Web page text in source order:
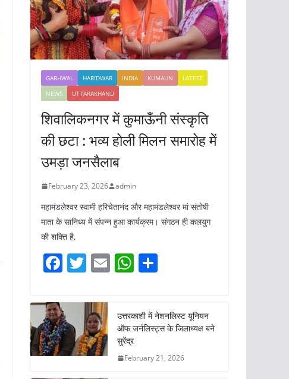
GARHWAL HARIDWAR INDIA KUMAUN
LATEST
NEWS
UTTARAKHAND
शिवालिकनगर में कुमाऊँनी संस्कृति
की छटा : भव्य होली मिलन समारोह में
उमड़ा जनसैलाब
February 23, 2026 admin
महामंडलेश्वर स्वामी हरिचेतानंद और महामंडलेश्वर मां संतोषी
माता के सानिध्य में संपन्न हुआ कार्यक्रम। संगठन ही कलयुग
की शक्ति है,
F
c
e
b
o
T
itt
er
E W
s
A
p
e
उत्तरकाशी में नेशनलिस्ट यूनियन
ऑफ जर्नलिस्ट्स के जिलाध्यक्ष बने
सुरेंद्र
February 21, 2026